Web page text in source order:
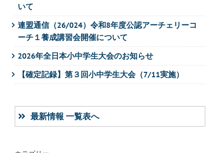
いて
連盟通信（26/024）令和8年度公認アーチェリーコ
ーチ１養成講習会開催について
2026年全日本小中学生大会のお知らせ
【確定記録】第３回小中学生大会（7/11実施）
最新情報 一覧表へ